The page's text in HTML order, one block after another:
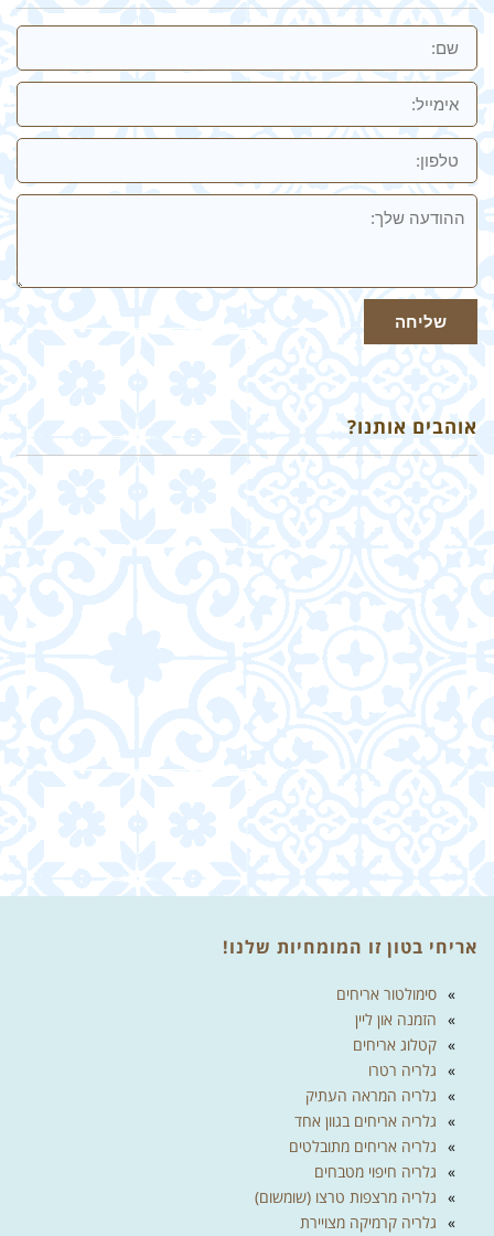
שם
אימייל
טלפון:
ההודעה
שלך
שליחה
אוהבים אותנו?
אריחי בטון זו המומחיות שלנו!
סימולטור אריחים
הזמנה און ליין
קטלוג אריחים
גלריה רטרו
גלריה המראה העתיק
גלריה אריחים בגוון אחד
גלריה אריחים מתובלטים
גלריה חיפוי מטבחים
גלריה מרצפות טרצו (שומשום)
גלריה קרמיקה מצויירת